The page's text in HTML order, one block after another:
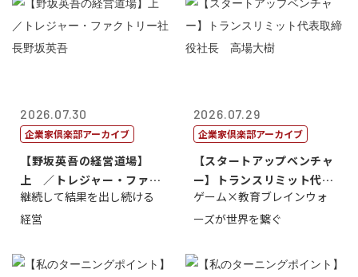
2026.07.30
企業家倶楽部アーカイブ
【野坂英吾の経営道場】
上 ／トレジャー・ファク
トリー社長野坂...
継続して結果を出し続ける
経営
2026.07.29
企業家倶楽部アーカイブ
【スタートアップベンチャ
ー】トランスリミット代表
取締役社長 ...
ゲーム×教育ブレインウォ
ーズが世界を繋ぐ